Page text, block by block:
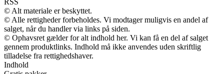
RSS
© Alt materiale er beskyttet.
© Alle rettigheder forbeholdes. Vi modtager muligvis en andel af
salget, når du handler via links på siden.
© Ophavsret gælder for alt indhold her. Vi kan få en del af salget
gennem produktlinks. Indhold må ikke anvendes uden skriftlig
tilladelse fra rettighedshaver.
Indhold